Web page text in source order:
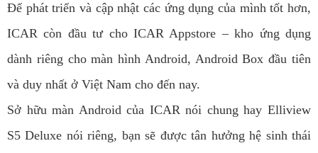
Để phát triển và cập nhật các ứng dụng của mình tốt hơn,
ICAR còn đầu tư cho ICAR Appstore – kho ứng dụng
dành riêng cho màn hình Android, Android Box đầu tiên
và duy nhất ở Việt Nam cho đến nay.
Sở hữu màn Android của ICAR nói chung hay Elliview
S5 Deluxe nói riêng, bạn sẽ được tân hưởng hệ sinh thái